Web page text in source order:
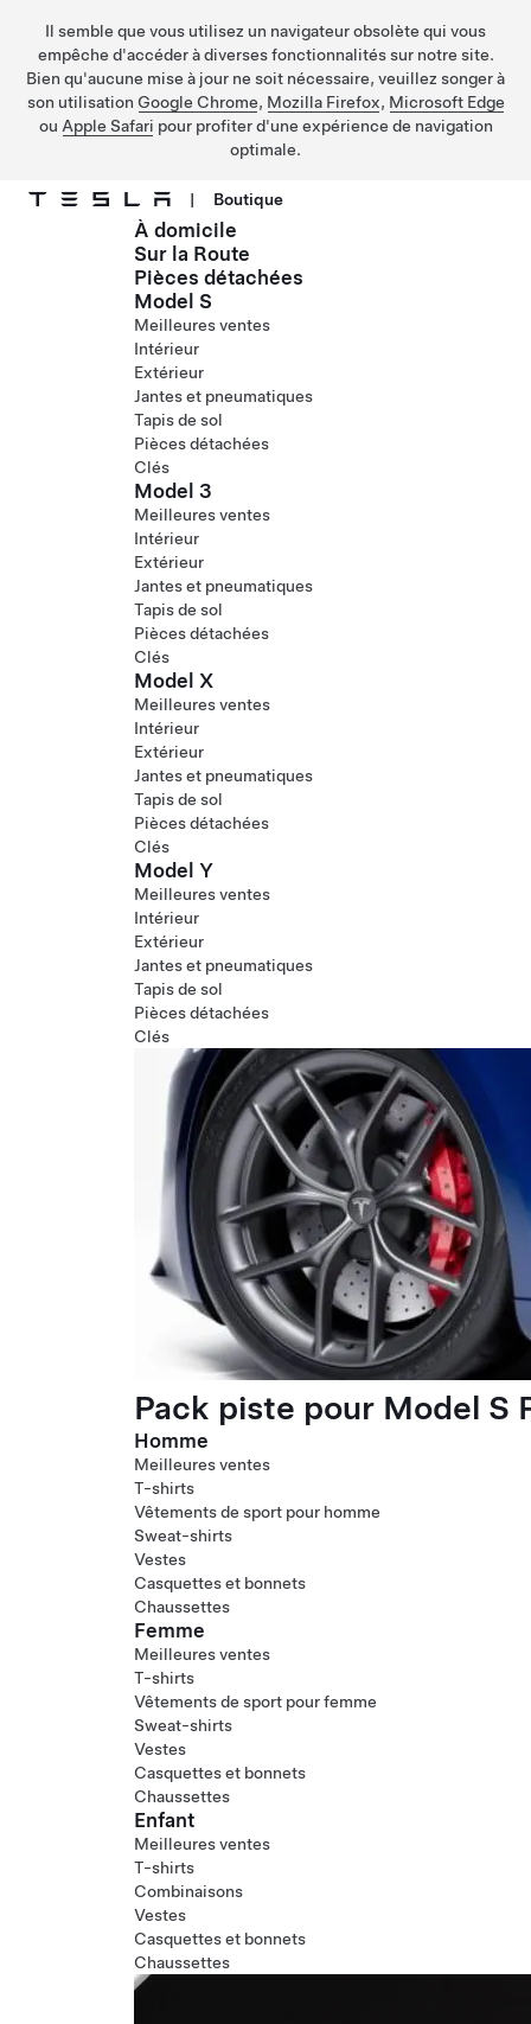
Il semble que vous utilisez un navigateur obsolète qui vous
empêche d'accéder à diverses fonctionnalités sur notre site.
Bien qu'aucune mise à jour ne soit nécessaire, veuillez songer à
son utilisation Google Chrome, Mozilla Firefox, Microsoft Edge
ou Apple Safari pour profiter d'une expérience de navigation
optimale.
Passer au contenu principal
| Boutique
À domicile
Sur la Route
Pièces détachées
Model S
Meilleures ventes
Intérieur
Extérieur
Jantes et pneumatiques
Tapis de sol
Pièces détachées
Clés
Model 3
Meilleures ventes
Intérieur
Extérieur
Jantes et pneumatiques
Tapis de sol
Pièces détachées
Clés
Model X
Meilleures ventes
Intérieur
Extérieur
Jantes et pneumatiques
Tapis de sol
Pièces détachées
Clés
Model Y
Meilleures ventes
Intérieur
Extérieur
Jantes et pneumatiques
Tapis de sol
Pièces détachées
Clés
Pack piste pour Model S
Homme
Meilleures ventes
T-shirts
Vêtements de sport pour homme
Sweat-shirts
Vestes
Casquettes et bonnets
Chaussettes
Femme
Meilleures ventes
T-shirts
Vêtements de sport pour femme
Sweat-shirts
Vestes
Casquettes et bonnets
Chaussettes
Enfant
Meilleures ventes
T-shirts
Combinaisons
Vestes
Casquettes et bonnets
Chaussettes